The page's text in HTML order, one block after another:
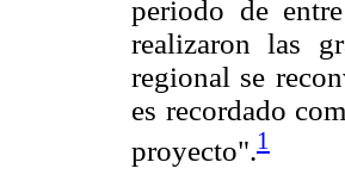
periodo de
realizaron las
regional se
es recordado
proyecto".1